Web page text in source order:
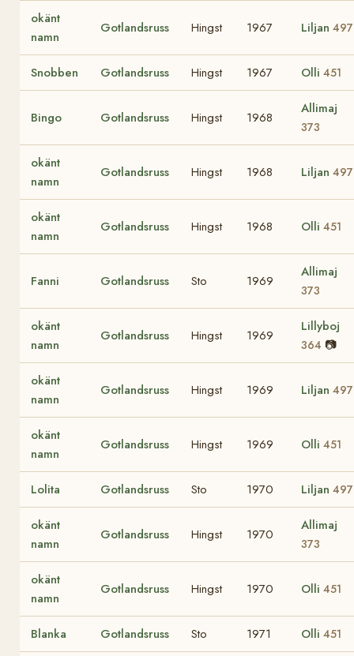
okänt
namn
Gotlandsruss Hingst 1967 Liljan 497
Snobben Gotlandsruss Hingst 1967 Olli 451
Bingo Gotlandsruss Hingst 1968
Allimaj
373
okänt
namn
Gotlandsruss Hingst 1968 Liljan 497
okänt
namn
Gotlandsruss Hingst 1968 Olli 451
Fanni Gotlandsruss Sto 1969
Allimaj
373
okänt
namn
Gotlandsruss Hingst 1969
Lillyboj
364 📷
okänt
namn
Gotlandsruss Hingst 1969 Liljan 497
okänt
namn
Gotlandsruss Hingst 1969 Olli 451
Lolita Gotlandsruss Sto 1970 Liljan 497
okänt
namn
Gotlandsruss Hingst 1970
Allimaj
373
okänt
namn
Gotlandsruss Hingst 1970 Olli 451
Blanka Gotlandsruss Sto 1971 Olli 451